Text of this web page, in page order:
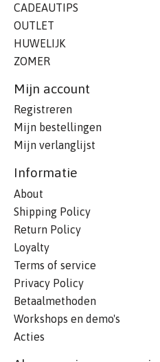
CADEAUTIPS
OUTLET
HUWELIJK
ZOMER
Mijn account
Registreren
Mijn bestellingen
Mijn verlanglijst
Informatie
About
Shipping Policy
Return Policy
Loyalty
Terms of service
Privacy Policy
Betaalmethoden
Workshops en demo's
Acties